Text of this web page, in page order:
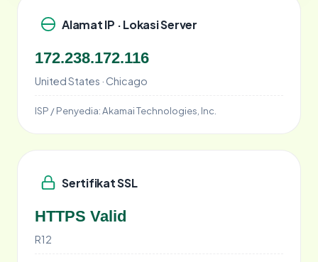
Alamat IP · Lokasi Server
172.238.172.116
United States · Chicago
ISP / Penyedia:Akamai Technologies, Inc.
Sertifikat SSL
HTTPS Valid
R12